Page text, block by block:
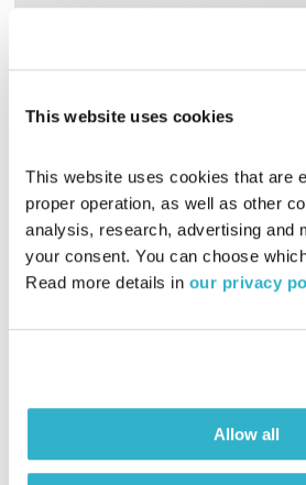
This website uses cookies
This website uses cookies that are
proper operation, as well as other
analysis, research, advertising and
your consent. You can choose
Read more details in our privacy
Allow all